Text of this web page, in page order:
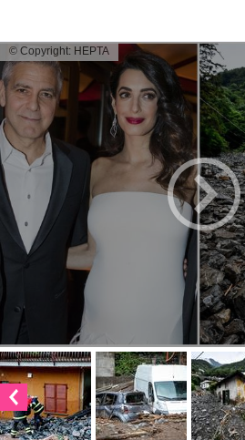
© Copyright: HEPTA